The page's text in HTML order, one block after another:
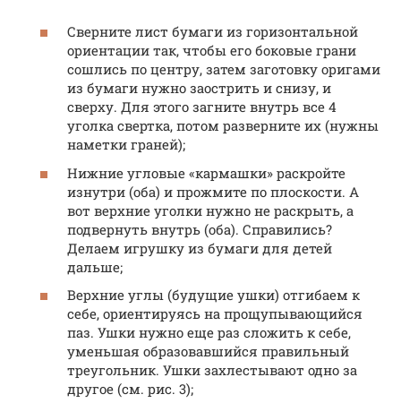
Сверните лист бумаги из горизонтальной
ориентации так, чтобы его боковые грани
сошлись по центру, затем заготовку оригами
из бумаги нужно заострить и снизу, и
сверху. Для этого загните внутрь все 4
уголка свертка, потом разверните их (нужны
наметки граней);
Нижние угловые «кармашки» раскройте
изнутри (оба) и прожмите по плоскости. А
вот верхние уголки нужно не раскрыть, а
подвернуть внутрь (оба). Справились?
Делаем игрушку из бумаги для детей
дальше;
Верхние углы (будущие ушки) отгибаем к
себе, ориентируясь на прощупывающийся
паз. Ушки нужно еще раз сложить к себе,
уменьшая образовавшийся правильный
треугольник. Ушки захлестывают одно за
другое (см. рис. 3);